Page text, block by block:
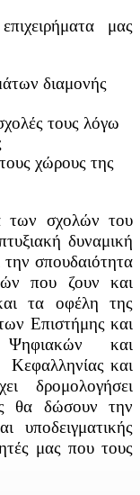
μας
διαμονής
τους λόγω
χώρους της
των σχολών του
δυναμική
σπουδαιότητα
που ζουν και
τα οφέλη της
Επιστήμης και
και
Κεφαλληνίας και
δρομολογήσει
θα δώσουν την
υποδειγματικής
μας που τους